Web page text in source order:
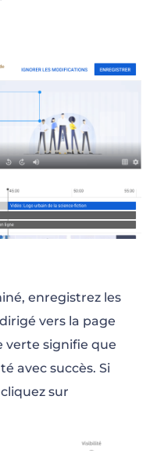
enregistrez les
vers la page
verte signifie que
avec succès. Si
sur